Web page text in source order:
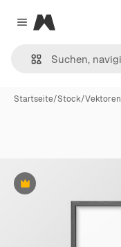
Close menu
Magnific
Startseite/Stock/Vektoren
Premium